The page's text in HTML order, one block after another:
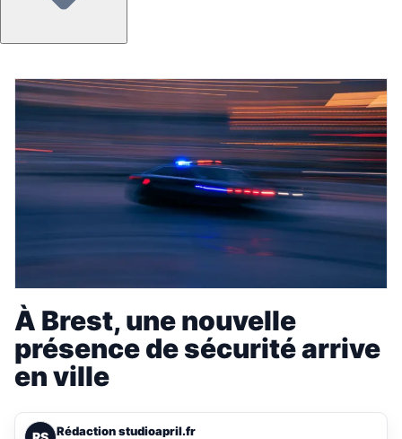
À Brest, une nouvelle
présence de sécurité arrive
en ville
Rédaction studioapril.fr